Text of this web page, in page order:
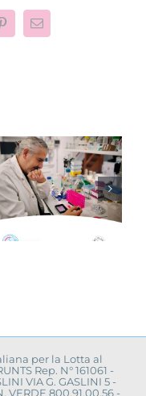
PinterestEmail
Novità dalla
ricerca
scientifica:
convegno a
Napoli
per la Lotta al
Rep. N° 161061 -
VIA G. GASLINI 5 -
VERDE 800.91.00.56 -